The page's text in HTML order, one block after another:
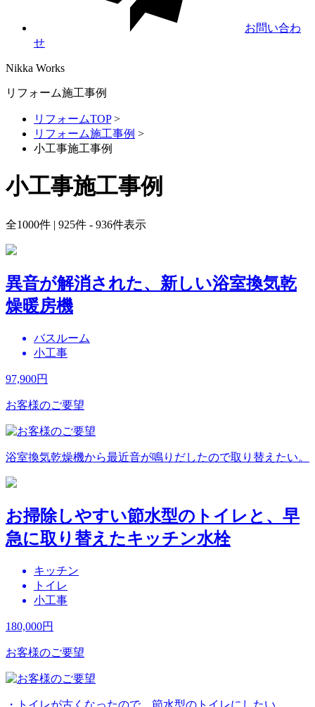
お問い合わ
せ
Nikka Works
リフォーム施工事例
リフォームTOP>
リフォーム施工事例 >
小工事施工事例
小工事施工事例
全1000件 | 925件 - 936件表示
異音が解消された、新しい浴室換気乾
燥暖房機
バスルーム
小工事
97,900円
お客様のご要望
浴室換気乾燥機から最近音が鳴りだしたので取り替えたい。
お掃除しやすい節水型のトイレと、早
急に取り替えたキッチン水栓
キッチン
トイレ
小工事
180,000円
お客様のご要望
・トイレが古くなったので、節水型のトイレにしたい。